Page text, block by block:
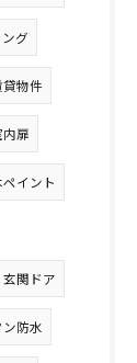
グ
貸物件
内扉
ペイント
玄関ドア
ン防水